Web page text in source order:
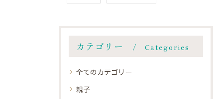
カテゴリー Categories
全てのカテゴリー
親子